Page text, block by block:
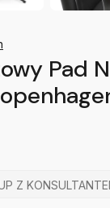
Pad
Z